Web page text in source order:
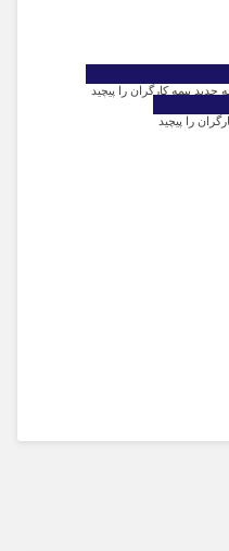
جدید بیمه کارگران را پیچید
را پیچید